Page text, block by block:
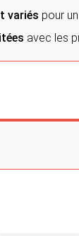
variés pour
avec les